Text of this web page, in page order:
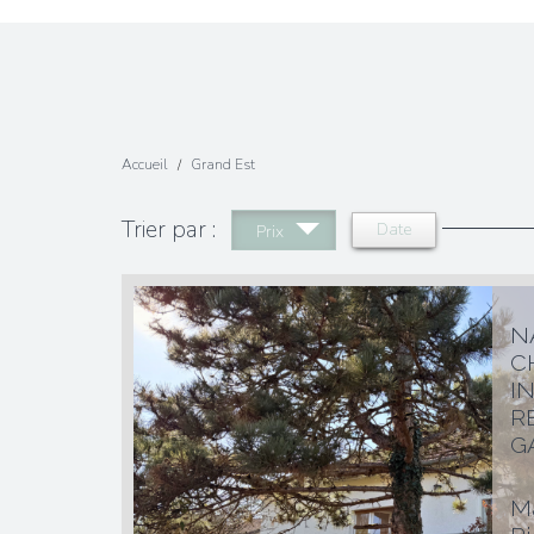
Accueil Grand Est
Trier par : Prix Date